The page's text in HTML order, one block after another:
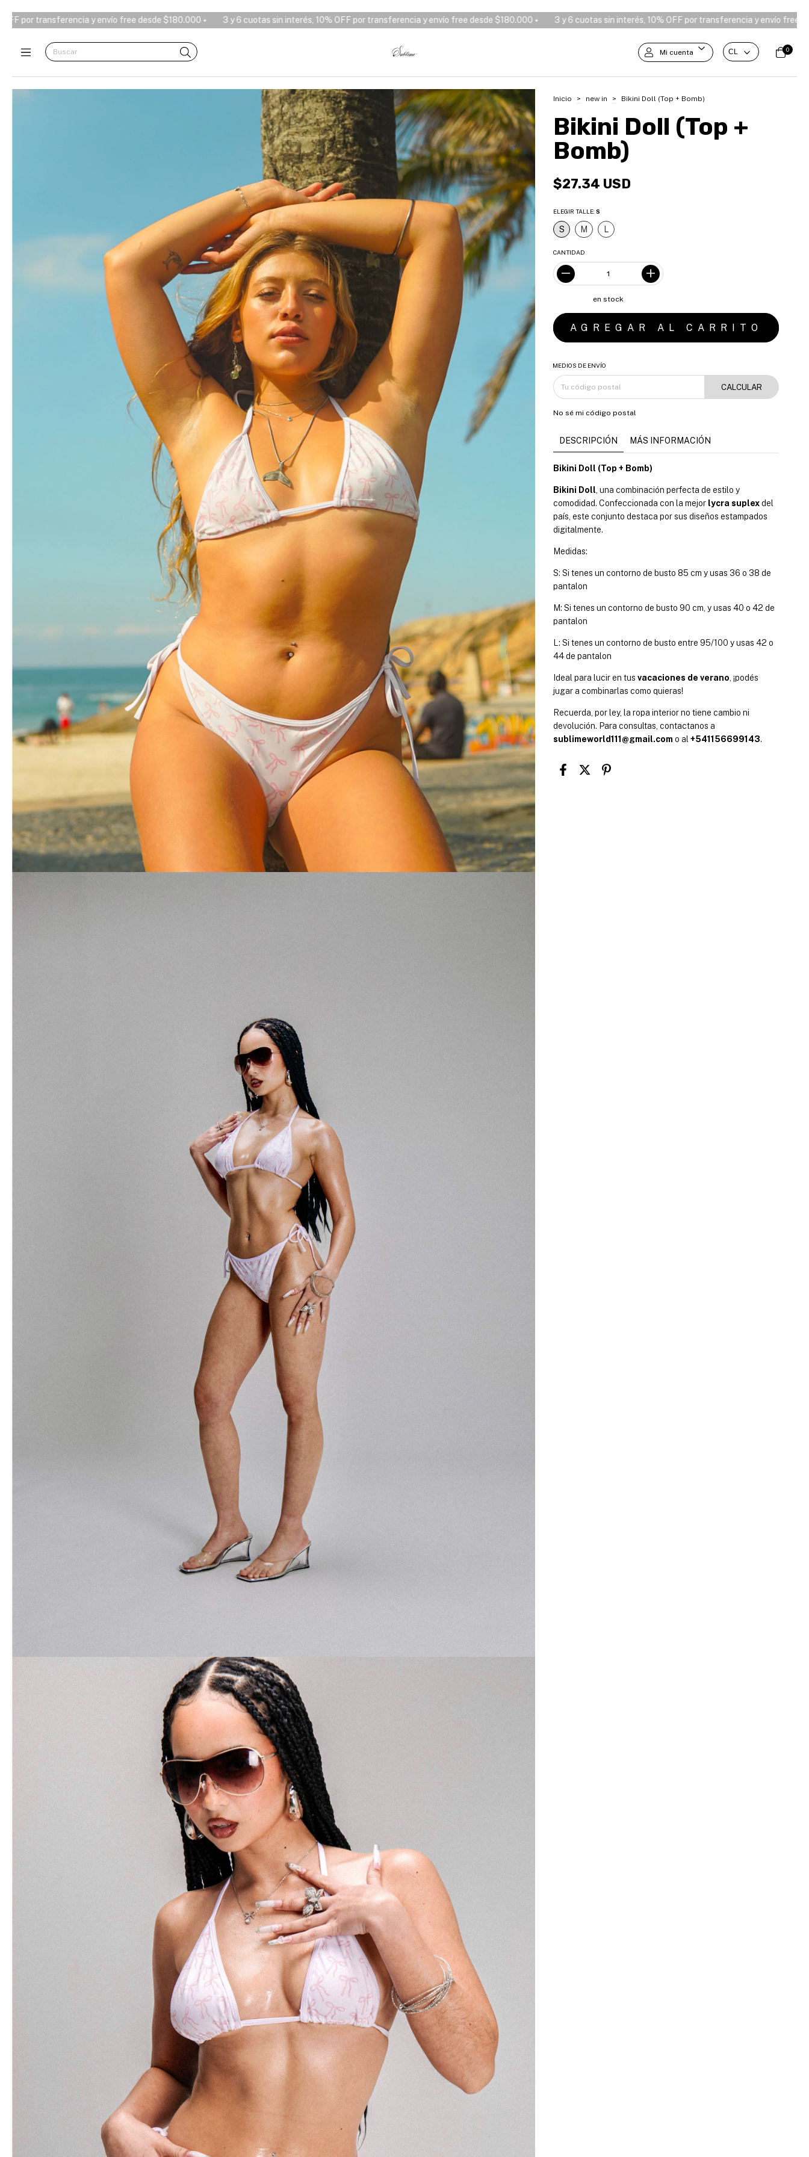
desde $180.000 ⭑ 3 y 6 cuotas sin interés, 10% OFF por transferencia y envío free desde $180.000 ⭑ 3 y 6 cuotas sin interés, 10% OFF por transferencia y envío free desde $180.000 ⭑ 3 y 6 cuotas
Mi cuenta 0
Inicio > new in > Bikini Doll (Top + Bomb)
Bikini Doll (Top +
Bomb)
$27.34 USD
ELEGIR TALLE:S
S M L
CANTIDAD
en stock
MEDIOS DE ENVÍO
CALCULAR
No sé mi código postal
DESCRIPCIÓN MÁS INFORMACIÓN
Bikini Doll (Top + Bomb)
Bikini Doll , una combinación perfecta de estilo y
comodidad. Confeccionada con la mejor lycra suplexdel
país, este conjunto destaca por sus diseños estampados
digitalmente.
Medidas:
S: Si tenes un contorno de busto 85 cm y usas 36 o 38 de
pantalon
M: Si tenes un contorno de busto 90 cm, y usas 40 o 42 de
pantalon
L: Si tenes un contorno de busto entre 95/100 y usas 42 o
44 de pantalon
Ideal para lucir en tusvacaciones de verano , ¡podés
jugar a combinarlas como quieras!
Recuerda, por ley, la ropa interior no tiene cambio ni
devolución. Para consultas, contactanos a
sublimeworld111@gmail.com o al+541156699143.